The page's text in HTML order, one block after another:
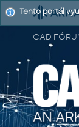
CAD
Tento portál